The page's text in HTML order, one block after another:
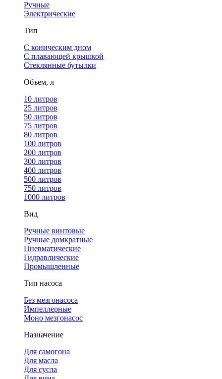
Ручные
Электрические
Тип
С коническим дном
С плавающей крышкой
Стеклянные бутылки
Объем, л
10 литров
25 литров
50 литров
75 литров
80 литров
100 литров
200 литров
300 литров
400 литров
500 литров
750 литров
1000 литров
Вид
Ручные винтовые
Ручные домкратные
Пневматические
Гидравлические
Промышленные
Тип насоса
Без мезгонасоса
Импеллерные
Моно мезгонасос
Назначение
Для самогона
Для масла
Для сусла